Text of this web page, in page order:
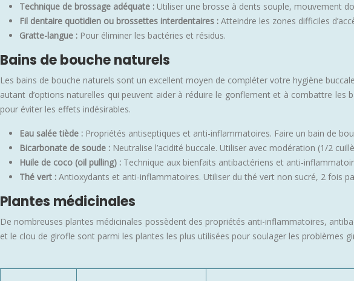
Technique de brossage adéquate : Utiliser une brosse à dents souple, mouvement
Fil dentaire quotidien ou brossettes interdentaires : Atteindre les zones difficiles
Gratte-langue : Pour éliminer les bactéries et résidus.
Bains de bouche naturels
Les bains de bouche naturels sont un excellent moyen de compléter votre hygiène
autant d’options naturelles qui peuvent aider à réduire le gonflement et à combattre
pour éviter les effets indésirables.
Eau salée tiède : Propriétés antiseptiques et anti-inflammatoires. Faire un bain de
Bicarbonate de soude : Neutralise l’acidité buccale. Utiliser avec modération (1/2
Huile de coco (oil pulling) : Technique aux bienfaits antibactériens et anti-
Thé vert : Antioxydants et anti-inflammatoires. Utiliser du thé vert non sucré, 2 fois
Plantes médicinales
De nombreuses plantes médicinales possèdent des propriétés anti-inflammatoires,
et le clou de girofle sont parmi les plantes les plus utilisées pour soulager les problèmes